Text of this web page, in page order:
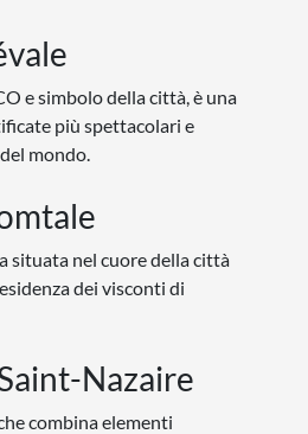
e simbolo della città, è una
più spettacolari e
mondo.
situata nel cuore della città
dei visconti di
Nazaire
combina elementi